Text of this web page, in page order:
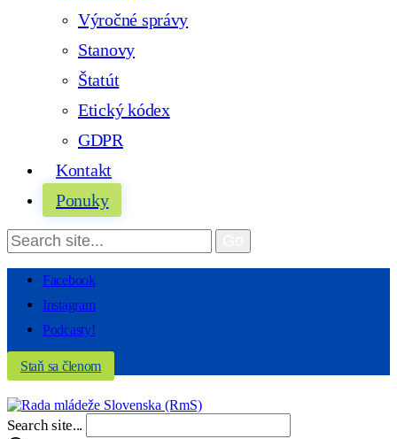
Výročné správy
Stanovy
Štatút
Etický kódex
GDPR
Kontakt
Ponuky
Facebook
Instagram
Podcasty!
Staň sa členom
Search site...